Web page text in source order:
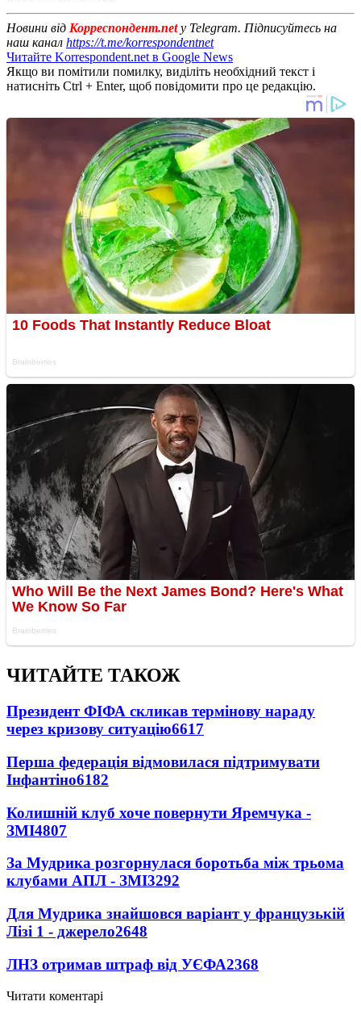
Новини від Корреспондент.netу Telegram. Підписуйтесь на
наш канал https://t.me/korrespondentnet
Читайте Korrespondent.net в Google News
Якщо ви помітили помилку, виділіть необхідний текст і
натисніть Ctrl + Enter, щоб повідомити про це редакцію.
ЧИТАЙТЕ ТАКОЖ
Президент ФІФА скликав термінову нараду
через кризову ситуацію6617
Перша федерація відмовилася підтримувати
Інфантіно6182
Колишній клуб хоче повернути Яремчука -
ЗМІ4807
За Мудрика розгорнулася боротьба між трьома
клубами АПЛ - ЗМІ3292
Для Мудрика знайшовся варіант у французькій
Лізі 1 - джерело2648
ЛНЗ отримав штраф від УЄФА2368
Читати коментарі